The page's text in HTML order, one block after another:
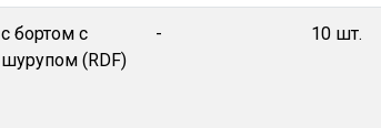
с бортом с
шурупом (RDF)
- 10 шт.